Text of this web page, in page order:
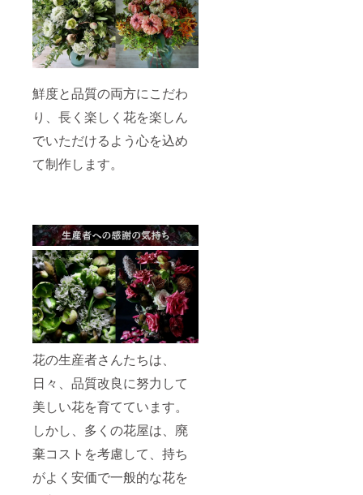
鮮度と品質の両方にこだわ
り、長く楽しく花を楽しん
でいただけるよう心を込め
て制作します。
花の生産者さんたちは、
日々、品質改良に努力して
美しい花を育てています。
しかし、多くの花屋は、廃
棄コストを考慮して、持ち
がよく安価で一般的な花を